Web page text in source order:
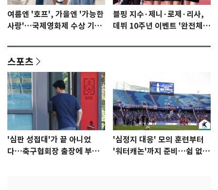
여름엔 '호프', 가을엔 '가능한
사랑'…국제영화제 수상 기대
블핑 지수·제니·로제·리사,
데뷔 10주년 이벤트 '완전체'
스포츠
'심판 성접대'가 끝 아니었
다…축구협회장 출장에 부인
'심정지 대응' 모의 훈련부터
'워터캐논'까지 준비…쉼 없는